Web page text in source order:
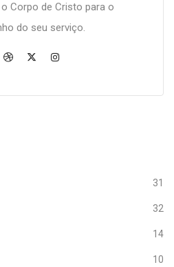
Corpo de Cristo para o
do seu serviço.
31
32
14
10